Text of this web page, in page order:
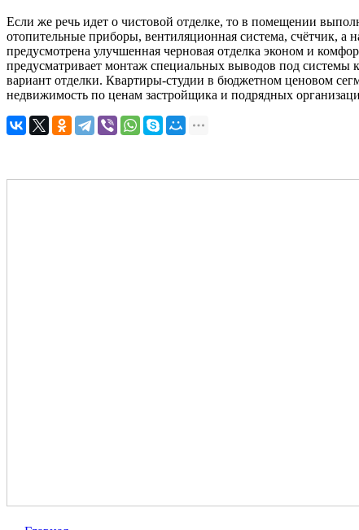
Если же речь идет о чистовой отделке, то в помещении
отопительные приборы, вентиляционная система, счётчик,
предусмотрена улучшенная черновая отделка эконом и
предусматривает монтаж специальных выводов под системы
вариант отделки. Квартиры-студии в бюджетном ценовом
недвижимость по ценам застройщика и подрядных